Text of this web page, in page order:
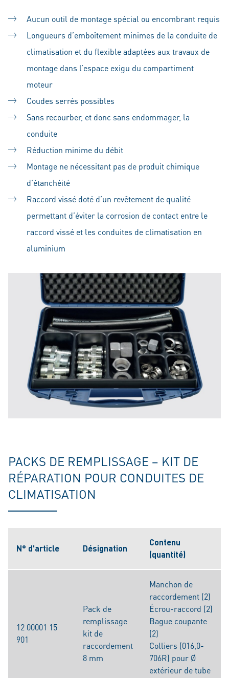
Aucun outil de montage spécial ou encombrant requis
Longueurs d’emboîtement minimes de la conduite de
climatisation et du flexible adaptées aux travaux de
montage dans l’espace exigu du compartiment
moteur
Coudes serrés possibles
Sans recourber, et donc sans endommager, la
conduite
Réduction minime du débit
Montage ne nécessitant pas de produit chimique
d'étanchéité
Raccord vissé doté d’un revêtement de qualité
permettant d’éviter la corrosion de contact entre le
raccord vissé et les conduites de climatisation en
aluminium
PACKS DE REMPLISSAGE – KIT DE
RÉPARATION POUR CONDUITES DE
CLIMATISATION
N° d'article Désignation
Contenu
(quantité)
12 00001 15
901
Pack de
remplissage
kit de
raccordement
8 mm
Manchon de
raccordement (2)
Écrou-raccord (2)
Bague coupante
(2)
Colliers (016,0-
706R) pour Ø
extérieur de tube